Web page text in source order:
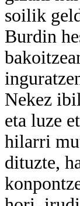
soilik
Burdin
Nekez
eta luze
hilarri
dituzte,